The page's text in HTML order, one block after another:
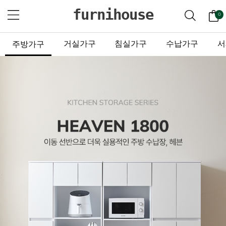
0
furnihouse
주방가구 거실가구 침실가구 수납가구